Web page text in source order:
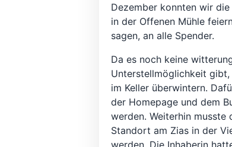
Dezember konnten wir
in der Offenen Mühle
sagen, an alle Spender.
Da es noch keine
Unterstellmöglichkeit
im Keller überwintern.
der Homepage und dem
werden. Weiterhin
Standort am Zias in der
werden. Die Inhaberin